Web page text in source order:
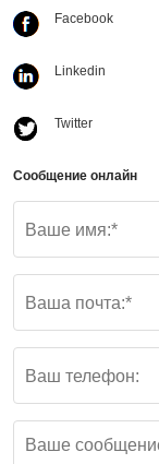
Facebook
Linkedin
Twitter
Сообщение онлайн